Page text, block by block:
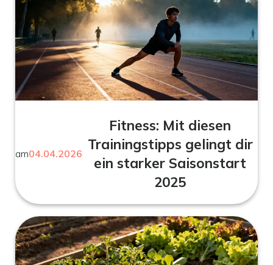
am04.04.2026
Fitness: Mit diesen
Trainingstipps gelingt dir
ein starker Saisonstart
2025